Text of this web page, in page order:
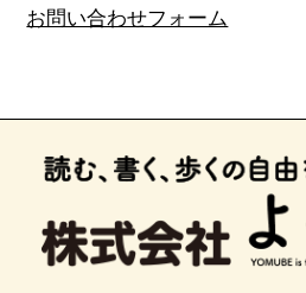
お問い合わせフォーム